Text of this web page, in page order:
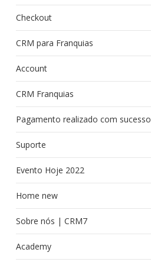
Checkout
CRM para Franquias
Account
CRM Franquias
Pagamento realizado com sucesso
Suporte
Evento Hoje 2022
Home new
Sobre nós | CRM7
Academy